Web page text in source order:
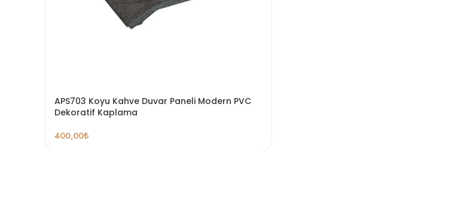
APS703 Koyu Kahve Duvar Paneli Modern PVC
Dekoratif Kaplama
400,00₺